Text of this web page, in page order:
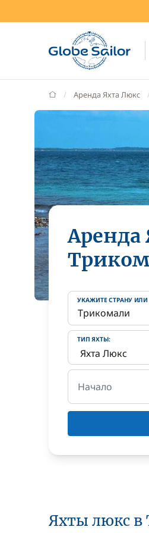
GlobeSailor
Аренда Яхта Люкс
Аренда
УКАЖИТЕ СТРАНУ
ТИП ЯХТЫ:
Начало
Яхты люкс в